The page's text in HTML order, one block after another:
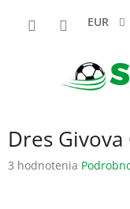
EUR
Dres
Priemerné
3 hodnotenia